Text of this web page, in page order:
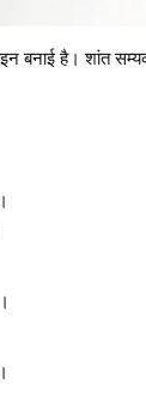
बनाई है। शांत